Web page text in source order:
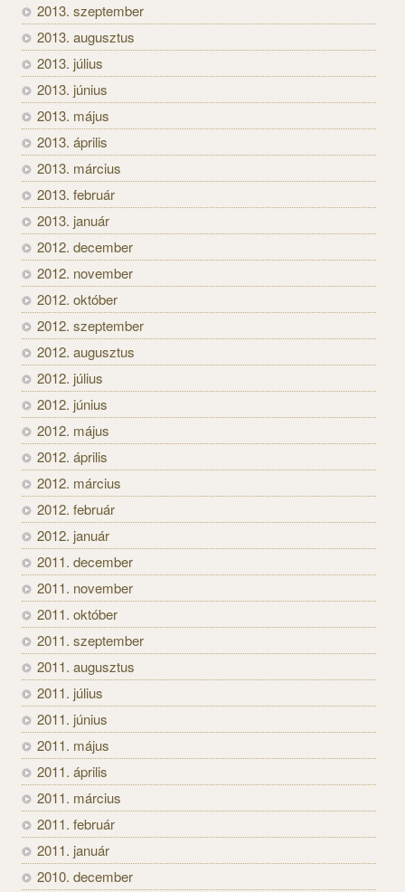
2013. szeptember
2013. augusztus
2013. július
2013. június
2013. május
2013. április
2013. március
2013. február
2013. január
2012. december
2012. november
2012. október
2012. szeptember
2012. augusztus
2012. július
2012. június
2012. május
2012. április
2012. március
2012. február
2012. január
2011. december
2011. november
2011. október
2011. szeptember
2011. augusztus
2011. július
2011. június
2011. május
2011. április
2011. március
2011. február
2011. január
2010. december